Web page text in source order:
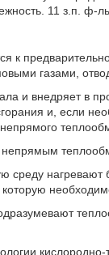
11 з.п. ф-
к
газами,
и внедряет в
и, если
нагревают